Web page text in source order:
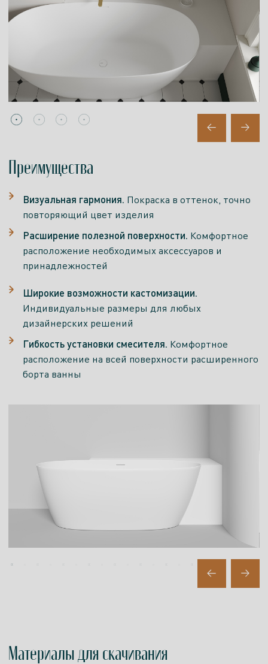
Преимущества
Визуальная гармония. Покраска в оттенок, точно
повторяющий цвет изделия
Расширение полезной поверхности. Комфортное
расположение необходимых аксессуаров и
принадлежностей
Широкие возможности кастомизации.
Индивидуальные размеры для любых
дизайнерских решений
Гибкость установки смесителя. Комфортное
расположение на всей поверхности расширенного
борта ванны
Материалы для скачивания